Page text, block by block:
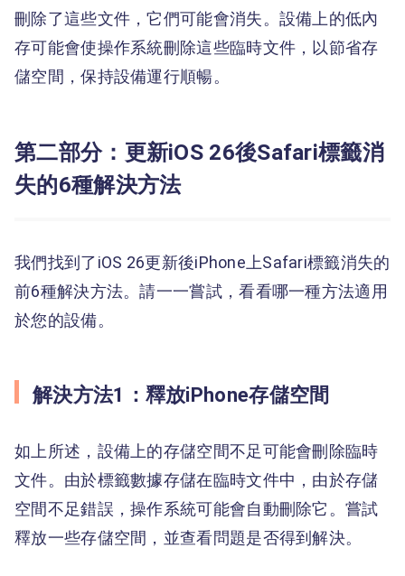
刪除了這些文件，它們可能會消失。設備上的低內
存可能會使操作系統刪除這些臨時文件，以節省存
儲空間，保持設備運行順暢。
第二部分：更新iOS 26後Safari標籤消
失的6種解決方法
我們找到了iOS 26更新後iPhone上Safari標籤消失的
前6種解決方法。請一一嘗試，看看哪一種方法適用
於您的設備。
解決方法1：釋放iPhone存儲空間
如上所述，設備上的存儲空間不足可能會刪除臨時
文件。由於標籤數據存儲在臨時文件中，由於存儲
空間不足錯誤，操作系統可能會自動刪除它。嘗試
釋放一些存儲空間，並查看問題是否得到解決。